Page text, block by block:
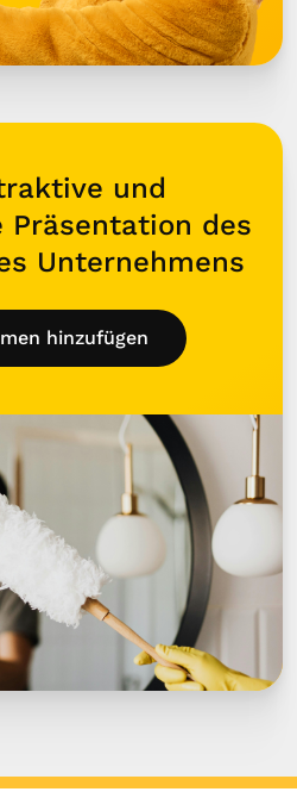
und
Präsentation des
Unternehmens
hinzufügen